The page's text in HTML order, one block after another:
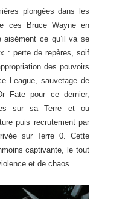
plongées dans les
ces Bruce Wayne en
ce qu’il va se
: perte de repères, soif
des pouvoirs
League, sauvetage de
Fate pour ce dernier,
sur sa Terre et ou
puis recrutement par
sur Terre 0. Cette
captivante, le tout
et de chaos.